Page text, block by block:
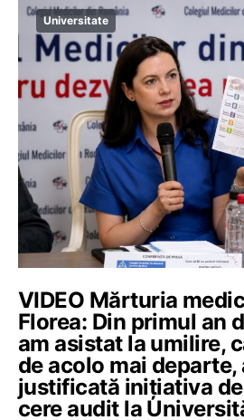
Universitate
VIDEO Mărturia
Florea: Din primul an
am asistat la umilire,
de acolo mai departe,
justificată inițiativa de
cere audit la